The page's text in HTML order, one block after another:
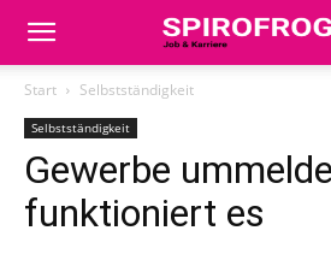
Start Selbstständigkeit
Selbstständigkeit
Gewerbe
funktioniert es